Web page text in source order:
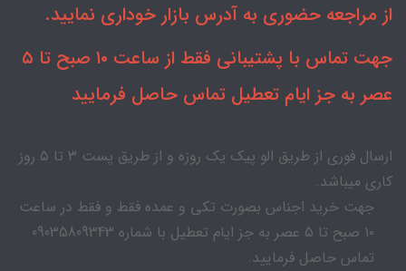
از مراجعه حضوری به آدرس بازار خوداری نمایید.
جهت تماس با پشتیبانی فقط از ساعت ۱۰ صبح تا ۵
عصر به جز ایام تعطیل تماس حاصل فرمایید
ارسال فوری از طریق الو پیک یک روزه و از طریق پست ۳ تا ۵ روز
کاری میباشد.
جهت خرید اجناس بصورت تکی و عمده فقط و فقط در ساعت
۱۰ صبح تا ۵ عصر به جز ایام تعطیل با شماره 09035809343
تماس حاصل فرمایید.